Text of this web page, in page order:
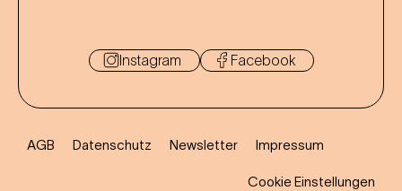
Instagram Facebook
AGB Datenschutz Newsletter Impressum
Cookie Einstellungen